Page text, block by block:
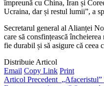
împreună cu China, Iran și
Ucraina, dar și restul lumii”, a
Secretarul general al Alianței
care să consfințească
fie durabil și să asigure că ceea
Distribuie Articol
Email Copy Link Print
Articol Precedent